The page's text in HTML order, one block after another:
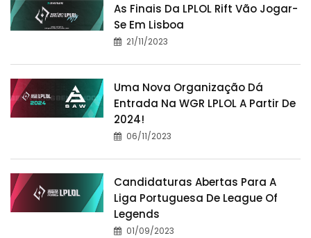
As Finais Da LPLOL Rift Vão Jogar-
Se Em Lisboa
21/11/2023
Uma Nova Organização Dá
Entrada Na WGR LPLOL A Partir De
2024!
06/11/2023
Candidaturas Abertas Para A
Liga Portuguesa De League Of
Legends
01/09/2023